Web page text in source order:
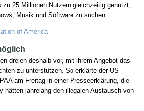
zu 25 Millionen Nutzern gleichzeitig genutzt,
Musik und Software zu suchen.
of America
dreien deshalb vor, mit ihrem Angebot das
zu unterstützen. So erklärte der US-
am Freitag in einer Presseerklärung, die
hätten jahrelang den illegalen Austausch von